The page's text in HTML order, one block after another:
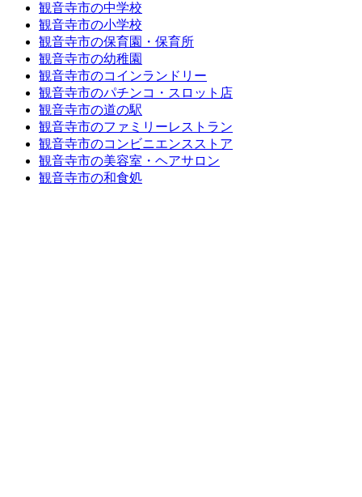
観音寺市の中学校
観音寺市の小学校
観音寺市の保育園・保育所
観音寺市の幼稚園
観音寺市のコインランドリー
観音寺市のパチンコ・スロット店
観音寺市の道の駅
観音寺市のファミリーレストラン
観音寺市のコンビニエンスストア
観音寺市の美容室・ヘアサロン
観音寺市の和食処